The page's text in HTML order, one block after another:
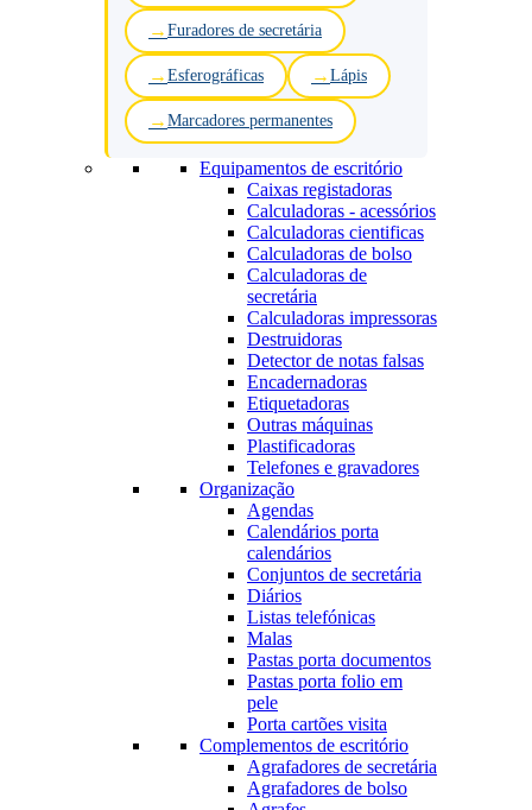
Furadores de secretária
Esferográficas Lápis
Marcadores permanentes
Equipamentos de escritório
Caixas registadoras
Calculadoras - acessórios
Calculadoras cientificas
Calculadoras de bolso
Calculadoras de
secretária
Calculadoras impressoras
Destruidoras
Detector de notas falsas
Encadernadoras
Etiquetadoras
Outras máquinas
Plastificadoras
Telefones e gravadores
Organização
Agendas
Calendários porta
calendários
Conjuntos de secretária
Diários
Listas telefónicas
Malas
Pastas porta documentos
Pastas porta folio em
pele
Porta cartões visita
Complementos de escritório
Agrafadores de secretária
Agrafadores de bolso